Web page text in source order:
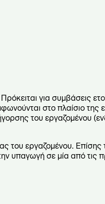
για συμβάσεις
στο πλαίσιο της
του εργαζομένου
του εργαζομένου.
υπαγωγή σε μία από τις